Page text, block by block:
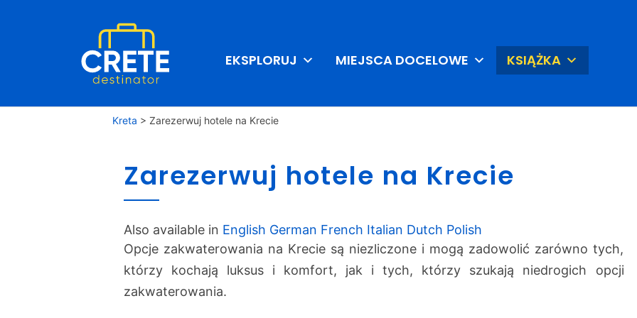
EKSPLORUJ MIEJSCA DOCELOWE KSIĄŻKA
Kreta > Zarezerwuj hotele na Krecie
z
e
Zarezerwuj hotele na Krecie
Also available in English German French Italian Dutch Polish
Opcje zakwaterowania na Krecie są niezliczone i mogą zadowolić zarówno tych,
którzy kochają luksus i komfort, jak i tych, którzy szukają niedrogich opcji
zakwaterowania.